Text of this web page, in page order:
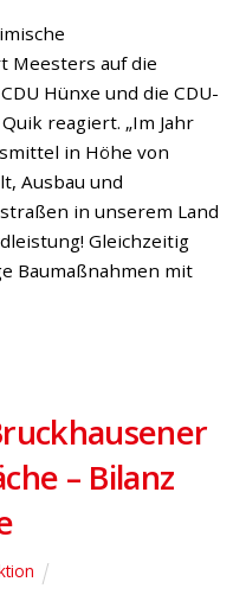
Platz in Bruckhausen
Beschwerden über zu
SPD mit einem
der eine
Bereiches um den
vorsieht. Für
Schulte kann
2025